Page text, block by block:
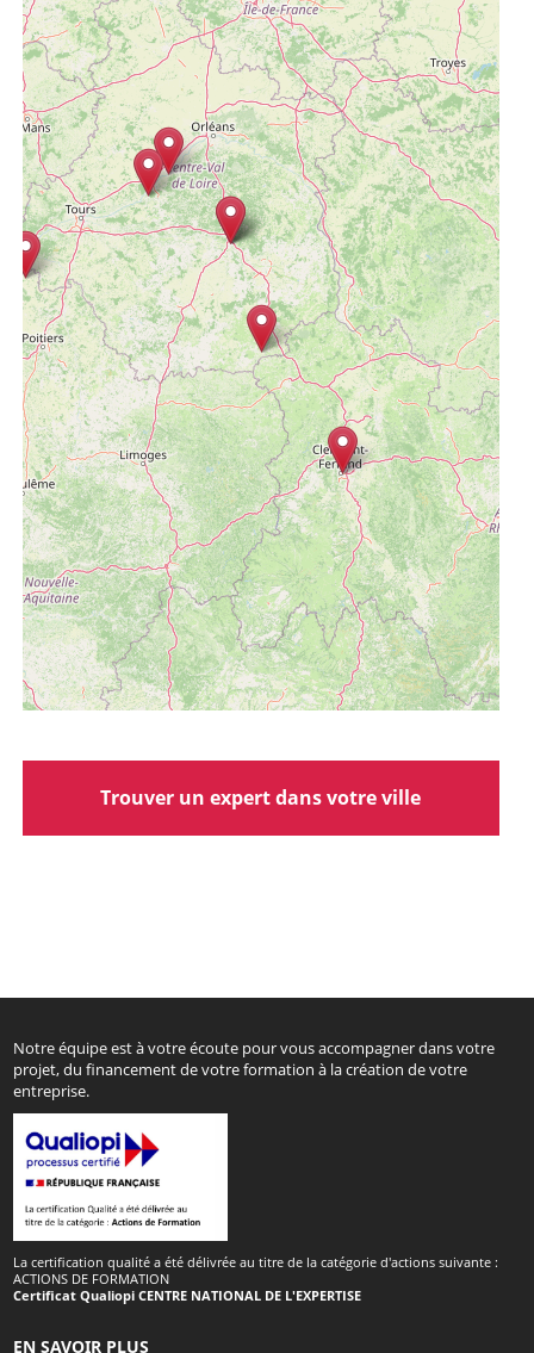
Trouver un expert dans votre ville
Notre équipe est à votre écoute pour vous accompagner dans votre
projet, du financement de votre formation à la création de votre
entreprise.
La certification qualité a été délivrée au titre de la catégorie d'actions suivante :
ACTIONS DE FORMATION
Certificat Qualiopi CENTRE NATIONAL DE L'EXPERTISE
EN SAVOIR PLUS